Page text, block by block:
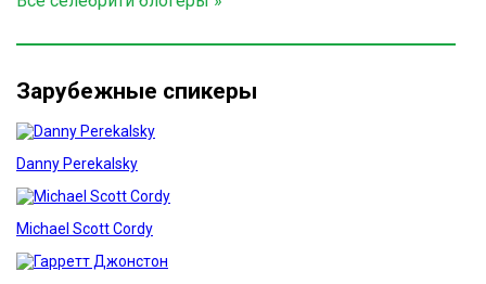
Зарубежные спикеры
Danny Perekalsky
Michael Scott Cordy